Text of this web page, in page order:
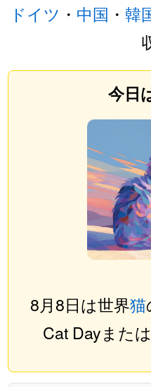
ドイツ ・ 中国 ・ 韓
今日
8月8日は世界猫
Cat Dayまた